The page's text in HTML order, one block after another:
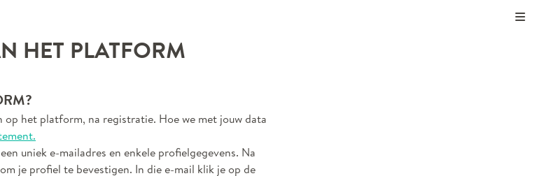
HET PLATFORM
op het platform, na registratie. Hoe we met jouw data
uniek e-mailadres en enkele profielgegevens. Na
je profiel te bevestigen. In die e-mail klik je op de